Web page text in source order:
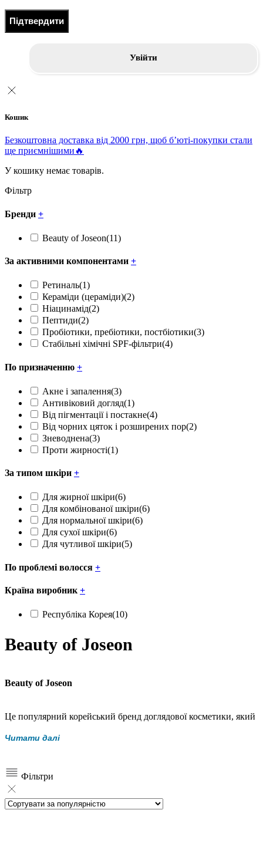
Підтвердити
Увійти
Кошик
Безкоштовна доставка від 2000 грн, щоб б’юті-покупки стали
ще приємнішими🔥
У кошику немає товарів.
Фільтр
Бренди +
Beauty of Joseon(11)
За активними компонентами +
Ретиналь(1)
Кераміди (цераміди)(2)
Ніацинамід(2)
Пептиди(2)
Пробіотики, пребіотики, постбіотики(3)
Стабільні хімічні SPF-фільтри(4)
По призначенню +
Акне і запалення(3)
Антивіковий догляд(1)
Від пігментації і постакне(4)
Від чорних цяток і розширених пор(2)
Зневоднена(3)
Проти жирності(1)
За типом шкіри +
Для жирної шкіри(6)
Для комбінованої шкіри(6)
Для нормальної шкіри(6)
Для сухої шкіри(6)
Для чутливої шкіри(5)
По проблемі волосся +
Країна виробник +
Республіка Корея(10)
Beauty of Joseon
Beauty of Joseon
Це популярний корейський бренд доглядової косметики, який
сяйва шкіри, роблячи акцент на баланс, комфорт і поступовий
результат.
Філософія бренду базується на використанні традиційних
східних компонентів, які століттями застосовувалися у
Читати далі
Фільтри